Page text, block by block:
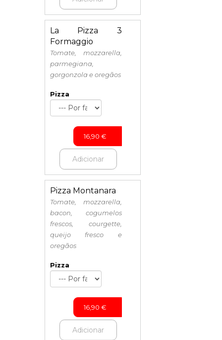
La Pizza 3
Formaggio
Tomate, mozzarella,
parmegiana,
gorgonzola e oregãos
Pizza
16,90 €
Adicionar
Pizza Montanara
Tomate, mozzarella,
bacon, cogumelos
frescos, courgette,
queijo fresco e
oregãos
Pizza
16,90 €
Adicionar